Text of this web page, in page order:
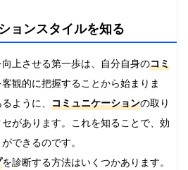
ョンスタイルを知る
向上させる第一歩は、自分自身のコミ
観的に把握することから始まりま
ように、 コミュニケーションの取り
があります。これを知ることで、効
できるのです。
を診断する方法はいくつかあります。